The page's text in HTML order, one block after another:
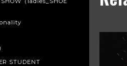
STUDENT